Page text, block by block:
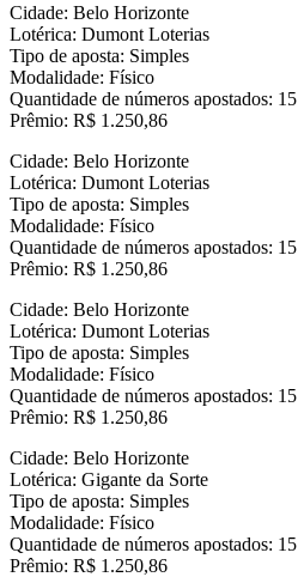
Cidade: Belo Horizonte
Lotérica: Dumont Loterias
Tipo de aposta: Simples
Modalidade: Físico
Quantidade de números apostados: 15
Prêmio: R$ 1.250,86
Cidade: Belo Horizonte
Lotérica: Dumont Loterias
Tipo de aposta: Simples
Modalidade: Físico
Quantidade de números apostados: 15
Prêmio: R$ 1.250,86
Cidade: Belo Horizonte
Lotérica: Dumont Loterias
Tipo de aposta: Simples
Modalidade: Físico
Quantidade de números apostados: 15
Prêmio: R$ 1.250,86
Cidade: Belo Horizonte
Lotérica: Gigante da Sorte
Tipo de aposta: Simples
Modalidade: Físico
Quantidade de números apostados: 15
Prêmio: R$ 1.250,86